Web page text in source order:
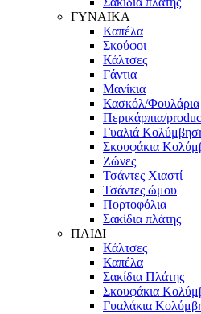
ΓΥΝΑΙΚΑ
Καπέλα
Σκούφοι
Κάλτσες
Γάντια
Μανίκια
Κασκόλ/Φουλάρια
Περικάρπια/
Γυαλιά
Σκουφάκια
Ζώνες
Τσάντες Χιαστί
Τσάντες ώμου
Πορτοφόλια
Σακίδια πλάτης
ΠΑΙΔΙ
Κάλτσες
Καπέλα
Σακίδια Πλάτης
Σκουφάκια
Γυαλάκια